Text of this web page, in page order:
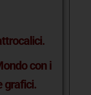
con i
grafici.